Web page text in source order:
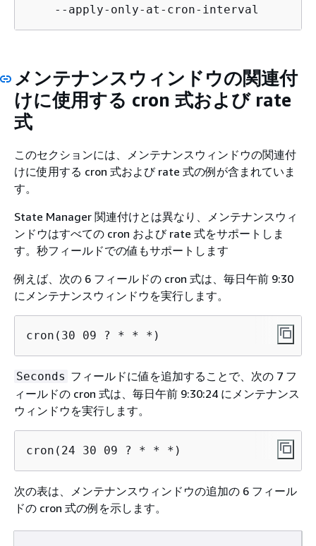
    --apply-only-at-cron-interval
メンテナンスウィンドウの関連付
けに使用する cron 式および rate
式
このセクションには、メンテナンスウィンドウの関連付
けに使用する cron 式および rate 式の例が含まれていま
す。
State Manager 関連付けとは異なり、メンテナンスウィ
ンドウはすべての cron および rate 式をサポートしま
す。秒フィールドでの値もサポートします
例えば、次の 6 フィールドの cron 式は、毎日午前 9:30
にメンテナンスウィンドウを実行します。
cron(30 09 ? * * *)
Seconds フィールドに値を追加することで、次の 7 フ
ィールドの cron 式は、毎日午前 9:30:24 にメンテナンス
ウィンドウを実行します。
cron(24 30 09 ? * * *)
次の表は、メンテナンスウィンドウの追加の 6 フィール
ドの cron 式の例を示します。